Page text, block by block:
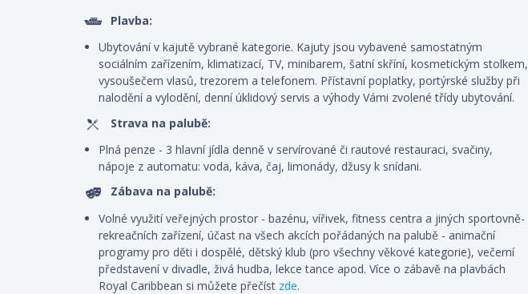
Plavba:
Ubytování v kajutě vybrané kategorie. Kajuty jsou vybavené samostatným
sociálním zařízením, klimatizací, TV, minibarem, šatní skříní, kosmetickým stolkem,
vysoušečem vlasů, trezorem a telefonem. Přístavní poplatky, portýrské služby při
nalodění a vylodění, denní úklidový servis a výhody Vámi zvolené třídy ubytování.
Strava na palubě:
Plná penze - 3 hlavní jídla denně v servírované či rautové restauraci, svačiny,
nápoje z automatu: voda, káva, čaj, limonády, džusy k snídani.
Zábava na palubě:
Volné využití veřejných prostor - bazénu, vířivek, fitness centra a jiných sportovně-
rekreačních zařízení, účast na všech akcích pořádaných na palubě - animační
programy pro děti i dospělé, dětský klub (pro všechny věkové kategorie), večerní
představení v divadle, živá hudba, lekce tance apod. Více o zábavě na plavbách
Royal Caribbean si můžete přečíst zde.